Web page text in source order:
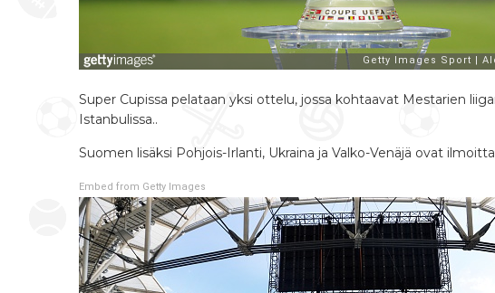
Super Cupissa pelataan yksi ottelu, jossa kohtaavat Mestarien
Istanbulissa..
Suomen lisäksi Pohjois-Irlanti, Ukraina ja Valko-Venäjä ovat
Embed from Getty Images